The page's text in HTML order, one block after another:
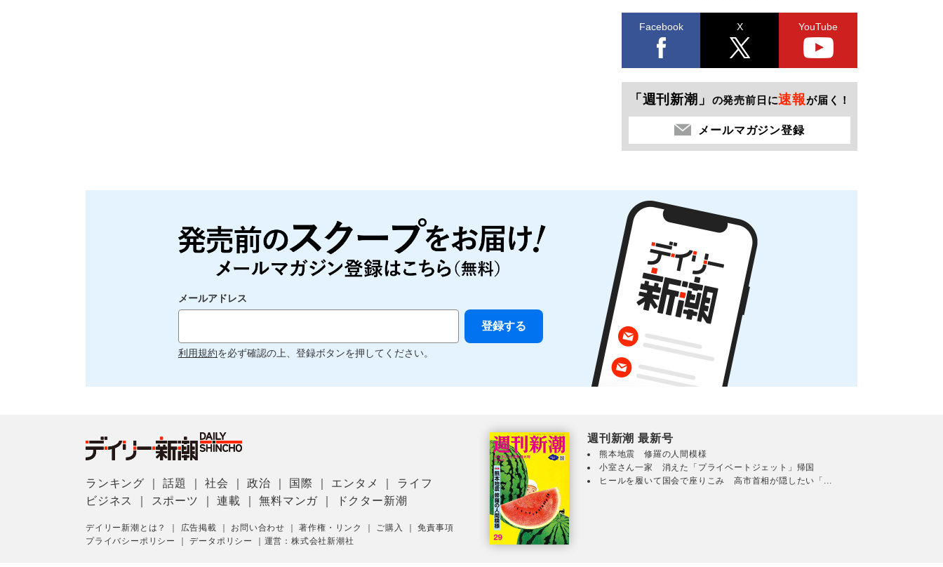
Facebook X YouTube
「週刊新潮」 の発売前日に速報が届く！
メールマガジン登録
メールアドレス
利用規約を必ず確認の上、登録ボタンを押してください。
ランキング ｜話題 ｜社会 ｜政治 国際 エンタメ
ライフ
ビジネス
スポーツ ｜連載 ｜無料マンガ ドクター新潮
デイリー新潮とは？ 広告掲載 お問い合わせ ｜著作権・リンク ご購入 ｜免責事項
プライバシーポリシー
｜データポリシー 運営：株式会社新潮社
週刊新潮 最新号
熊本地震 修羅の人間模様
小室さん一家 消えた「プライベートジェット」帰国
ヒールを履いて国会で座りこみ 高市首相が隠したい「...